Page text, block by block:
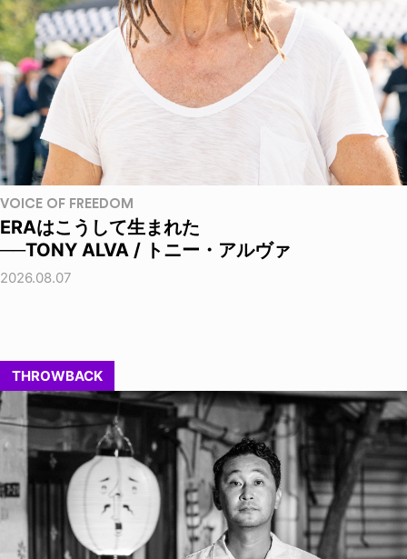
VOICE OF FREEDOM
ERAはこうして生まれた
──TONY ALVA / トニー・アルヴァ
2026.08.07
THROWBACK